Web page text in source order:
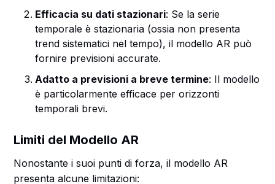
Efficacia su dati stazionari: Se la serie
temporale è stazionaria (ossia non presenta
trend sistematici nel tempo), il modello AR può
fornire previsioni accurate.
Adatto a previsioni a breve termine: Il modello
è particolarmente efficace per orizzonti
temporali brevi.
Limiti del Modello AR
Nonostante i suoi punti di forza, il modello AR
presenta alcune limitazioni: